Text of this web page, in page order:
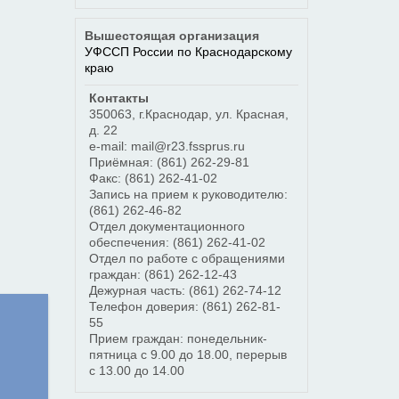
Вышестоящая организация
УФССП России по Краснодарскому
краю
Контакты
350063
г.Краснодар, ул. Красная,
д. 22
e-mail: mail@r23.fssprus.ru
Приёмная: (861) 262-29-81
Факс: (861) 262-41-02
Запись на прием к руководителю:
(861) 262-46-82
Отдел документационного
обеспечения: (861) 262-41-02
Отдел по работе с обращениями
граждан: (861) 262-12-43
Дежурная часть: (861) 262-74-12
Телефон доверия: (861) 262-81-
55
Прием граждан: понедельник-
пятница с 9.00 до 18.00, перерыв
с 13.00 до 14.00